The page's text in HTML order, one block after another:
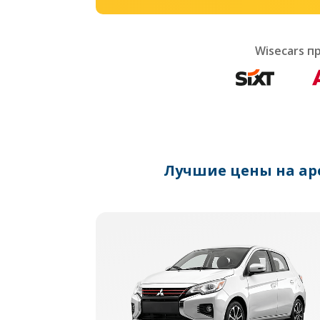
Wisecars
Лучшие цены на